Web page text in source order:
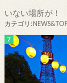
いない場所が！
カテゴリ: